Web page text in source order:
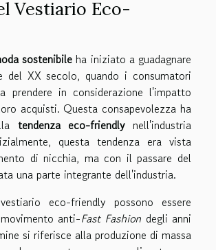
Vestiario Eco-
sostenibile ha iniziato a guadagnare
del XX secolo, quando i consumatori
prendere in considerazione l'impatto
acquisti. Questa consapevolezza ha
tendenza eco-friendlynell'industria
questa tendenza era vista
di nicchia, ma con il passare del
una parte integrante dell'industria.
eco-friendly possono essere
anti-Fast Fashion degli anni
si riferisce alla produzione di massa